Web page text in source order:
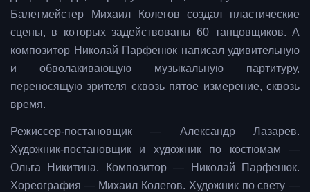
Балетмейстер Михаил Колегов создал пластические
сцены, в которых задействованы 60 танцовщиков. А
композитор Николай Парфенюк написал удивительную
и обволакивающую музыкальную партитуру,
переносящую зрителя сквозь пятое измерение, сквозь
время.
Режиссер-постановщик — Александр Лазарев.
Художник-постановщик и художник по костюмам —
Ольга Никитина. Композитор — Николай Парфенюк.
Хореография — Михаил Колегов. Художник по свету —